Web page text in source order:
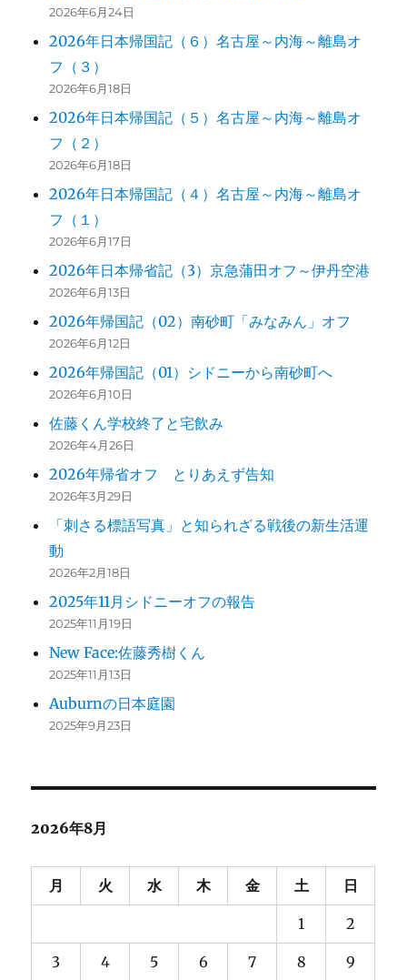
2026年6月24日
2026年日本帰国記（６）名古屋～内海～離島オ
フ（３）
2026年6月18日
2026年日本帰国記（５）名古屋～内海～離島オ
フ（２）
2026年6月18日
2026年日本帰国記（４）名古屋～内海～離島オ
フ（１）
2026年6月17日
2026年日本帰省記（3）京急蒲田オフ～伊丹空港
2026年6月13日
2026年帰国記（02）南砂町「みなみん」オフ
2026年6月12日
2026年帰国記（01）シドニーから南砂町へ
2026年6月10日
佐藤くん学校終了と宅飲み
2026年4月26日
2026年帰省オフ とりあえず告知
2026年3月29日
「刺さる標語写真」と知られざる戦後の新生活運
動
2026年2月18日
2025年11月シドニーオフの報告
2025年11月19日
New Face:佐藤秀樹くん
2025年11月13日
Auburnの日本庭園
2025年9月23日
2026年8月
月 火 水 木 金 土 日
1 2
3 4 5 6 7 8 9